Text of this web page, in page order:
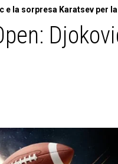
e la sorpresa Karatsev per